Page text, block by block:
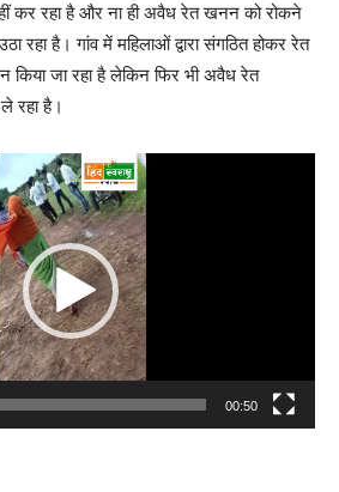
कर रहा है और ना ही अवैध रेत खनन को रोकने
रहा है। गांव में महिलाओं द्वारा संगठित होकर रेत
जा रहा है लेकिन फिर भी अवैध रेत
रहा है।
00:50